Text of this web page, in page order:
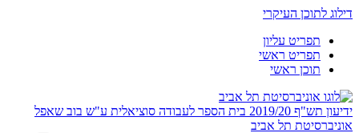
דילוג לתוכן העיקרי
תפריט עליון
תפריט ראשי
תוכן ראשי
ידיעון תש"ף 2019/20
בית הספר לעבודה סוציאלית ע"ש בוב שאפל
אוניברסיטת תל אביב